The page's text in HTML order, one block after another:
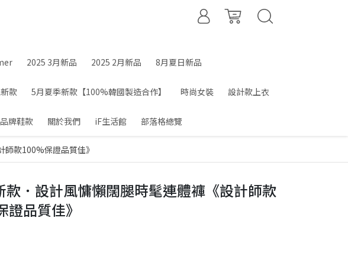
2025 3月新品 2025 2月新品 8月夏日新品
款 5月夏季新款【100%韓國製造合作】 時尚女裝 設計款上衣
品牌鞋款 關於我們 iF生活館 部落格總覽
款100%保證品質佳》
款．設計風慵懶闊腿時髦連體褲《設計師款
證品質佳》